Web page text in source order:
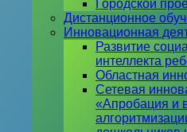
Городской
Дистанционное
Инновационная
Развитие
интеллекта
Областная
Сетевая
«Апробация и